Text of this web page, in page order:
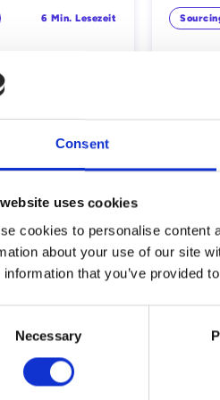
Consent
uses cookies
cookies to personalise content
about your use of our site
information that you’ve provided
Necessary
für die
sind
6 Min. Lesezeit
Wie
Status
2 Min. Lesezeit
Mehr